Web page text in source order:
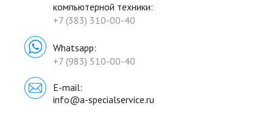
компьютерной техники:
+7 (383) 310-00-40
Whatsapp:
+7 (983) 510-00-40
E-mail:
info@a-specialservice.ru